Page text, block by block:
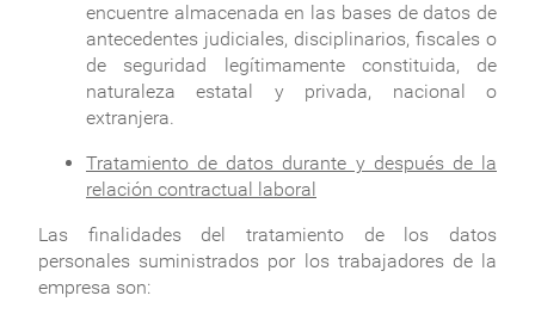
encuentre almacenada en las bases de datos de
antecedentes judiciales, disciplinarios, fiscales o
de seguridad legítimamente constituida, de
naturaleza estatal y privada, nacional o
extranjera.
Tratamiento de datos durante y después de la
relación contractual laboral
Las finalidades del tratamiento de los datos
personales suministrados por los trabajadores de la
empresa son: